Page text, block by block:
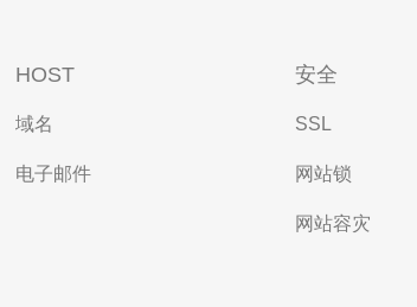
HOST
域名
电子邮件
安全
SSL
网站锁
网站容灾